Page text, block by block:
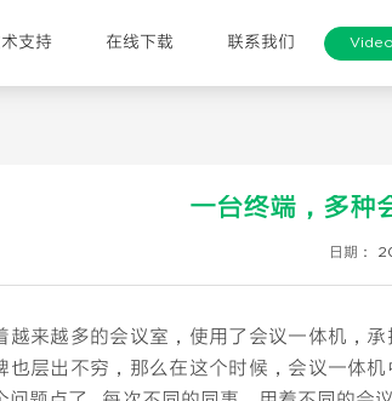
支持 在线下载 联系我们
一台终端，多种
日期：
越来越多的会议室，使用了会议一体机，
也层出不穷，那么在这个时候，会议一体